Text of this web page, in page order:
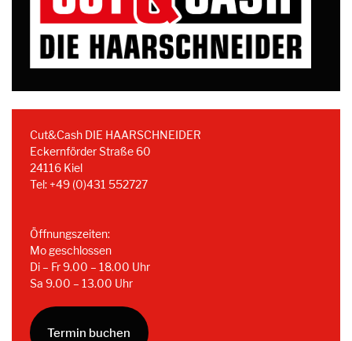
Cut&Cash DIE HAARSCHNEIDER
Eckernförder Straße 60
24116 Kiel
Tel: +49 (0)431 552727
Öffnungszeiten:
Mo geschlossen
Di – Fr 9.00 – 18.00 Uhr
Sa 9.00 – 13.00 Uhr
Termin buchen